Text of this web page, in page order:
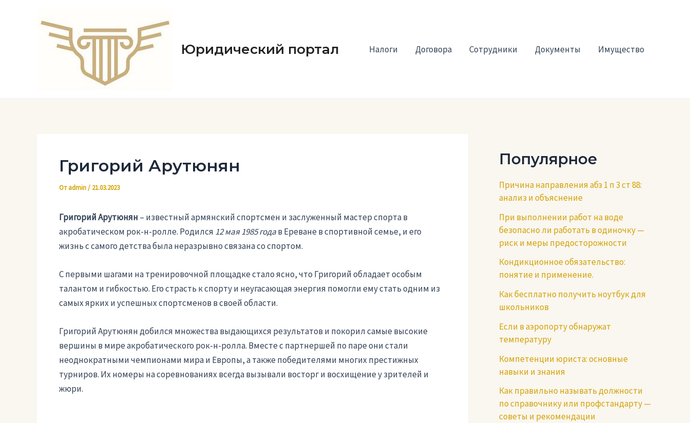
содержимому
Юридический портал Налоги Договора Сотрудники Документы Имущество
Григорий Арутюнян
Отadmin/ 21.03.2023
Григорий Арутюнян – известный армянский спортсмен и заслуженный мастер спорта в
акробатическом рок-н-ролле. Родился 12 мая 1985 годав Ереване в спортивной семье, и его
жизнь с самого детства была неразрывно связана со спортом.
С первыми шагами на тренировочной площадке стало ясно, что Григорий обладает особым
талантом и гибкостью. Его страсть к спорту и неугасающая энергия помогли ему стать одним из
самых ярких и успешных спортсменов в своей области.
Григорий Арутюнян добился множества выдающихся результатов и покорил самые высокие
вершины в мире акробатического рок-н-ролла. Вместе с партнершей по паре они стали
неоднократными чемпионами мира и Европы, а также победителями многих престижных
турниров. Их номеры на соревнованиях всегда вызывали восторг и восхищение у зрителей и
жюри.
Популярное
Причина направления абз 1 п 3 ст 88:
анализ и объяснение
При выполнении работ на воде
безопасно ли работать в одиночку —
риск и меры предосторожности
Кондикционное обязательство:
понятие и применение.
Как бесплатно получить ноутбук для
школьников
Если в аэропорту обнаружат
температуру
Компетенции юриста: основные
навыки и знания
Как правильно называть должности
по справочнику или профстандарту —
советы и рекомендации